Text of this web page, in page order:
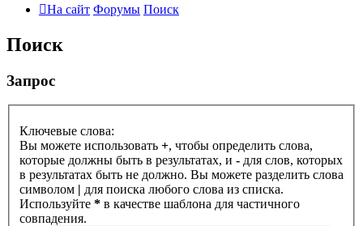
На сайт Форумы Поиск
Поиск
Запрос
Ключевые слова:
Вы можете использовать +, чтобы определить слова,
которые должны быть в результатах, и - для слов, которых
в результатах быть не должно. Вы можете разделить слова
символом | для поиска любого слова из списка.
Используйте * в качестве шаблона для частичного
совпадения.